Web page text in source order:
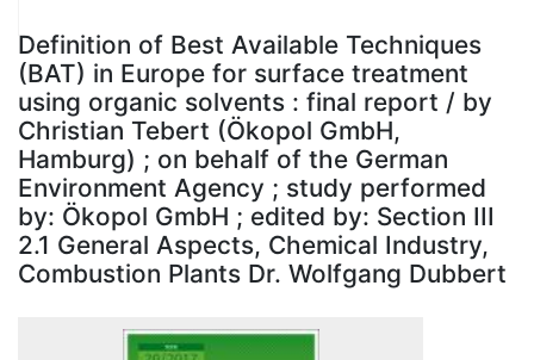
Statistiken
Definition of Best Available Techniques
(BAT) in Europe for surface treatment
using organic solvents : final report / by
Christian Tebert (Ökopol GmbH,
Hamburg) ; on behalf of the German
Environment Agency ; study performed
by: Ökopol GmbH ; edited by: Section III
2.1 General Aspects, Chemical Industry,
Combustion Plants Dr. Wolfgang Dubbert